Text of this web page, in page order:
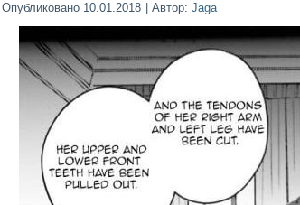
Опубликовано 10.01.2018 Автор: Jaga